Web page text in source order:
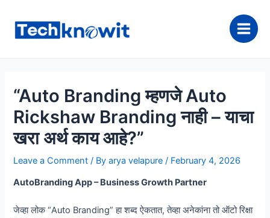
content
Main
“Auto Branding म्हणजे Auto
Rickshaw Branding नाही – याचा
खरा अर्थ काय आहे?”
Leave a Comment / Byarya velapure / February 4, 2026
AutoBranding App – Business Growth Partner
जेव्हा लोक “Auto Branding” हा शब्द ऐकतात, तेव्हा अनेकांना तो ऑटो रिक्षा